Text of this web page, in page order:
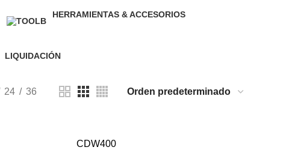
HERRAMIENTAS & ACCESORIOS
LIQUIDACIÓN
24 36
CDW400